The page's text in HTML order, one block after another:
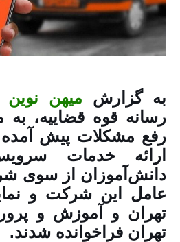
به گزارش میهن نوین
رسانه قوه قضاییه،
رفع مشکلات پیش
ارائه خدمات
دانش‌آموزان از سوی
عامل این شرکت و
تهران و آموزش و
تهران فراخوانده شدند.